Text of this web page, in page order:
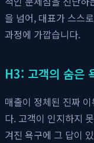
을 넘어, 대표가 스스
과정에 가깝습니다.
H3: 고객의 숨은
매출이 정체된 진짜
다. 고객이 인지하지
겨진 욕구에 그 답이